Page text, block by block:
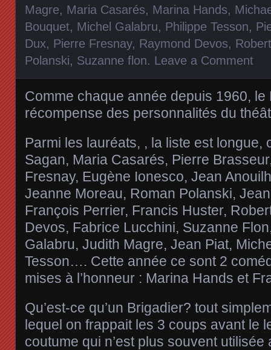
Magre, Maria Casarés, Marina Hands,
Bouquet, Michel Galabru, Philippe Tesson,
Dux, Pierre Fresnay, Raymond Devos,
Polanski, Suzanne flon. Leave a Comment
Comme chaque année depuis 1960, le
récompense des personnalités du
Parmi les lauréats, , la liste est longue,
Sagan, Maria Casarés, Pierre
Fresnay, Eugène Ionesco, Jean
Jeanne Moreau, Roman Polanski,
François Perrier, Francis Huster,
Devos, Fabrice Lucchini, Suzanne
Galabru, Judith Magre, Jean Piat,
Tesson…. Cette année ce sont 2
mises à l’honneur : Marina Hands et
Qu’est-ce qu’un Brigadier? tout
lequel on frappait les 3 coups avant le
coutume qui n’est plus souvent utilisée